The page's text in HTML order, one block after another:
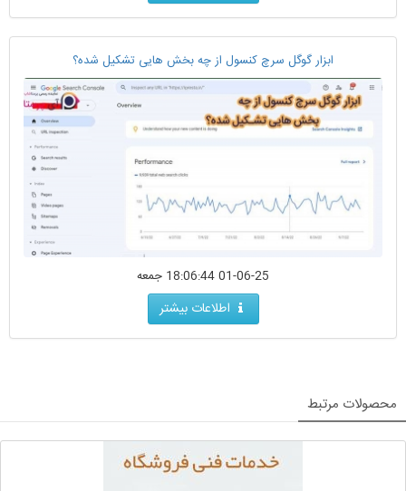
ابزار گوگل سرچ کنسول از چه بخش هایی تشکیل شده؟
01-06-25 18:06:44 جمعه
اطلاعات بیشتر
محصولات مرتبط